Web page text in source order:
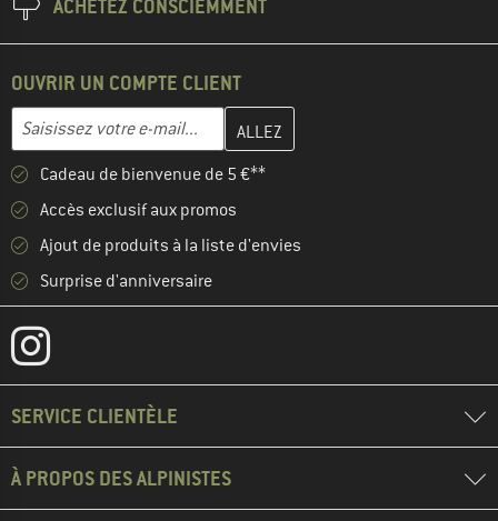
ACHETEZ CONSCIEMMENT
OUVRIR UN COMPTE CLIENT
Adresse e-mail
Entrez votre adresse e-mail ici et créez votre compte client à la
Cadeau de bienvenue de 5 €**
Accès exclusif aux promos
Ajout de produits à la liste d'envies
Surprise d'anniversaire
SERVICE CLIENTÈLE
À PROPOS DES ALPINISTES